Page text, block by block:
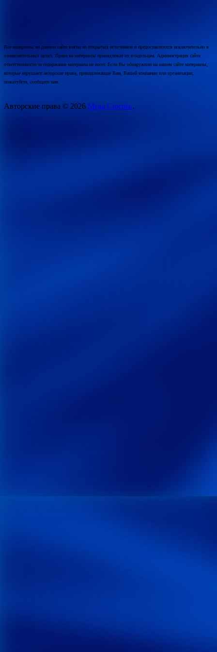
Все материалы на данном сайте взяты из открытых источников и предоставляются исключительно в
ознакомительных целях. Права на материалы принадлежат их владельцам. Администрация сайта
ответственности за содержание материала не несет. Если Вы обнаружили на нашем сайте материалы,
которые нарушают авторские права, принадлежащие Вам, Вашей компании или организации,
пожалуйста, сообщите нам.
Авторские права © 2026 Mega Cinema..